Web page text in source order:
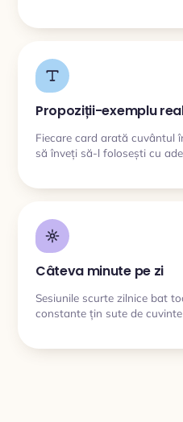
Propoziții-exemplu
Fiecare card arată cuvântul
să înveți să-l folosești cu
Câteva minute pe zi
Sesiunile scurte zilnice bat
constante țin sute de